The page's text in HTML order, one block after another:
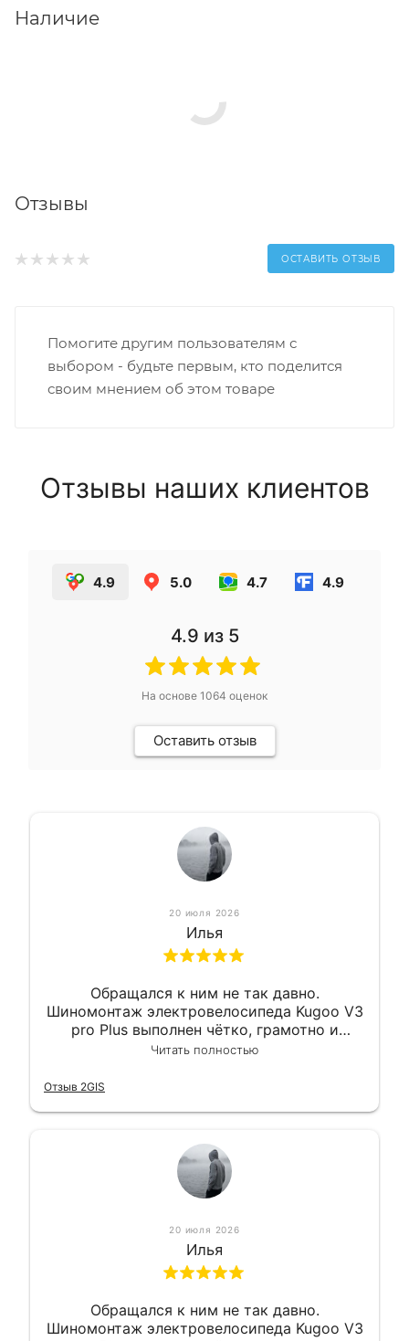
Наличие
Отзывы
ОСТАВИТЬ ОТЗЫВ
Помогите другим пользователям с
выбором - будьте первым, кто поделится
своим мнением об этом товаре
Отзывы наших клиентов
4.9 5.0 4.7 4.9
4.9 из 5
На основе 1064 оценок
Оставить отзыв
20 июля 2026
Илья
Обращался к ним не так давно.
Шиномонтаж электровелосипеда Kugoo V3
pro Plus выполнен чётко, грамотно и
квалифицированно. Всё сделано
Читать полностью
Отзыв 2GIS
20 июля 2026
Илья
Обращался к ним не так давно.
Шиномонтаж электровелосипеда Kugoo V3